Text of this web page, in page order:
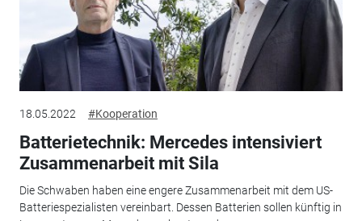
18.05.2022 #Kooperation
Batterietechnik: Mercedes intensiviert
Zusammenarbeit mit Sila
Die Schwaben haben eine engere Zusammenarbeit mit dem US-
Batteriespezialisten vereinbart. Dessen Batterien sollen künftig in